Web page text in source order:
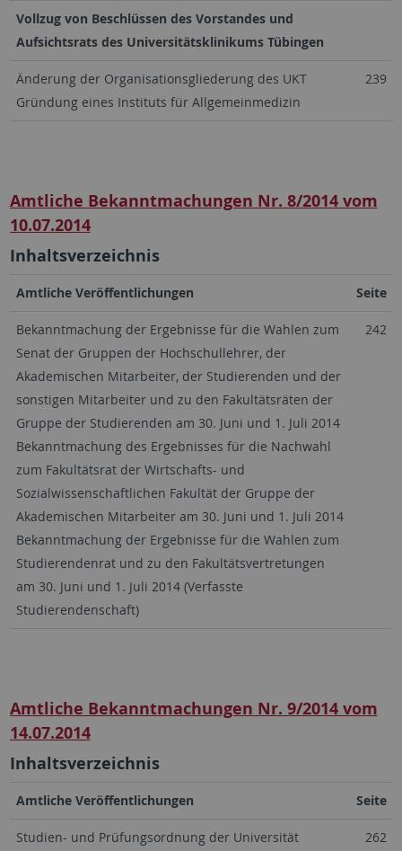
Vollzug von Beschlüssen des Vorstandes und
Aufsichtsrats des Universitätsklinikums Tübingen
Änderung der Organisationsgliederung des UKT
Gründung eines Instituts für Allgemeinmedizin
239
Amtliche Bekanntmachungen Nr. 8/2014 vom
10.07.2014
Inhaltsverzeichnis
Amtliche Veröffentlichungen Seite
Bekanntmachung der Ergebnisse für die Wahlen zum
Senat der Gruppen der Hochschullehrer, der
Akademischen Mitarbeiter, der Studierenden und der
sonstigen Mitarbeiter und zu den Fakultätsräten der
Gruppe der Studierenden am 30. Juni und 1. Juli 2014
Bekanntmachung des Ergebnisses für die Nachwahl
zum Fakultätsrat der Wirtschafts- und
Sozialwissenschaftlichen Fakultät der Gruppe der
Akademischen Mitarbeiter am 30. Juni und 1. Juli 2014
Bekanntmachung der Ergebnisse für die Wahlen zum
Studierendenrat und zu den Fakultätsvertretungen
am 30. Juni und 1. Juli 2014 (Verfasste
Studierendenschaft)
242
Amtliche Bekanntmachungen Nr. 9/2014 vom
14.07.2014
Inhaltsverzeichnis
Amtliche Veröffentlichungen Seite
Studien- und Prüfungsordnung der Universität
262